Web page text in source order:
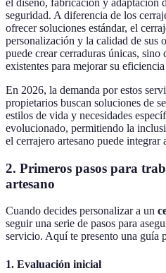
seguridad. A diferencia de los
ofrecer soluciones estándar, el
personalización y la calidad de sus
puede crear cerraduras únicas, sino
existentes para mejorar su
En 2026, la demanda por estos
propietarios buscan soluciones de
estilos de vida y necesidades
evolucionado, permitiendo la
el cerrajero artesano puede integrar
2. Primeros pasos para
artesano
Cuando decides personalizar a un
seguir una serie de pasos para
servicio. Aquí te presento una guía
1. Evaluación inicial